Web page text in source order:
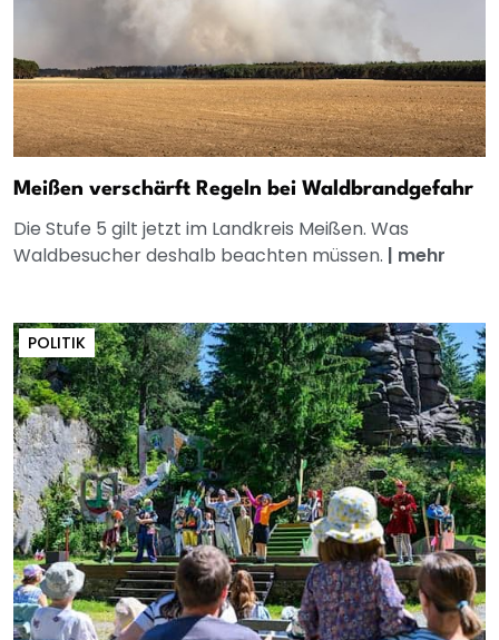
Meißen verschärft Regeln bei Waldbrandgefahr
Die Stufe 5 gilt jetzt im Landkreis Meißen. Was
Waldbesucher deshalb beachten müssen. | mehr
POLITIK